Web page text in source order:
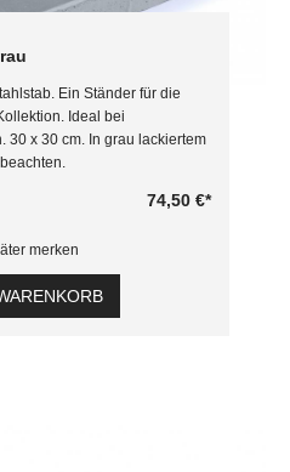
Ein Ständer für die
Ideal bei
30 x 30 cm. In grau lackiertem
74,50 €*
merken